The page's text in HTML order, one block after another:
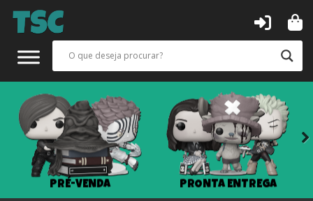
PRÉ-VENDA PRONTA ENTREGA